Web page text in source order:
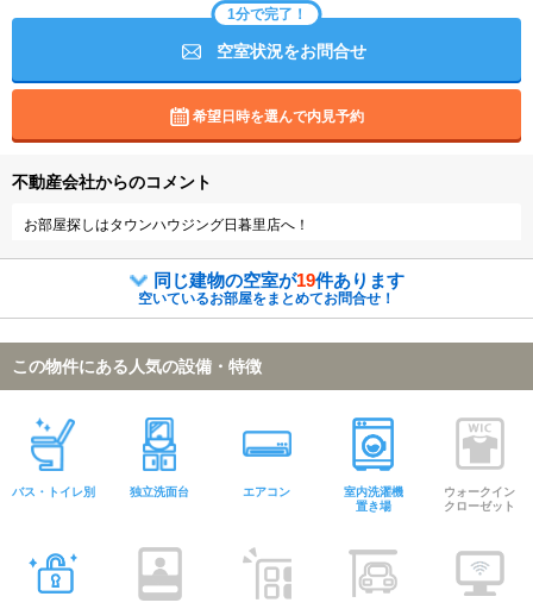
1分で完了！
空室状況をお問合せ
希望日時を選んで内見予約
不動産会社からのコメント
お部屋探しはタウンハウジング日暮里店へ！
同じ建物の空室が19件あります
空いているお部屋をまとめてお問合せ！
この物件にある人気の設備・特徴
バス・トイレ別 独立洗面台 エアコン
室内洗濯機
置き場
ウォークイン
クローゼット